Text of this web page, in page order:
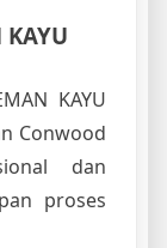
KAYU
Conwood
dan
proses